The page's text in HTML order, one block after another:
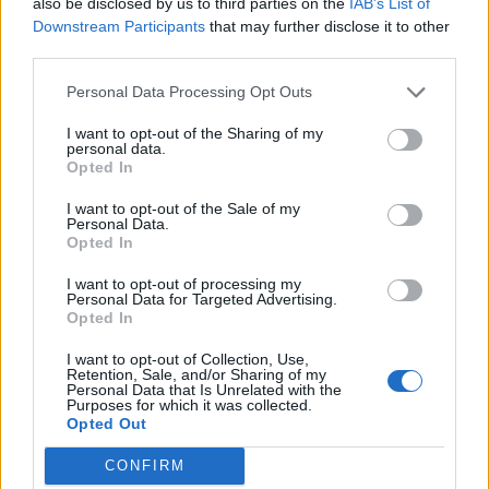
Downstream Participants that may further disclose it to other
Personal Data Processing Opt Outs
I want to opt-out of the Sharing of my
personal data.
Opted In
I want to opt-out of the Sale of my
Personal Data.
Opted In
I want to opt-out of processing my
Personal Data for Targeted Advertising.
Opted In
I want to opt-out of Collection, Use,
Retention, Sale, and/or Sharing of my
Personal Data that Is Unrelated with the
Purposes for which it was collected.
Opted Out
CONFIRM
18 Lamine Doukar Ghilarza 2
Luca Floris
VISUALIZZA TUTTO